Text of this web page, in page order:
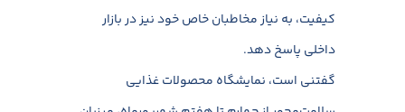
کیفیت، به نیاز مخاطبان خاص خود نیز در بازار
داخلی پاسخ دهد.
گفتنی است، نمایشگاه محصولات غذایی